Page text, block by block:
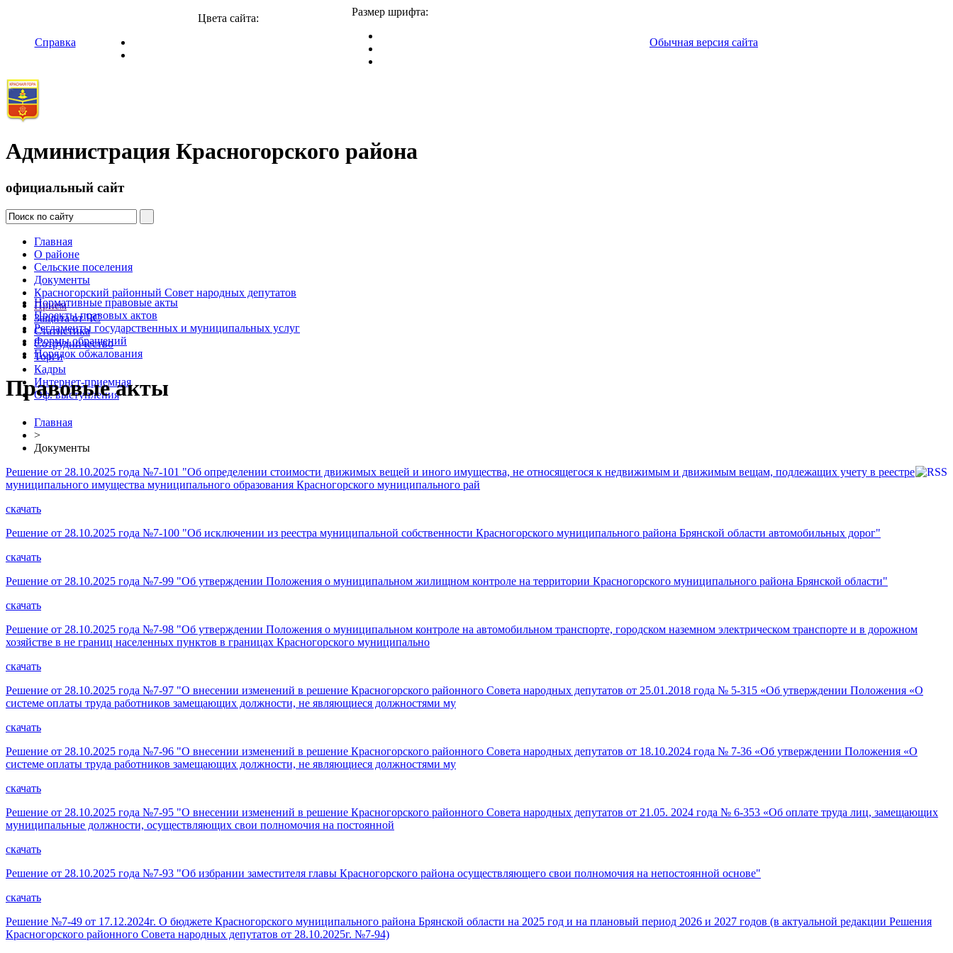
Справка
Цвета сайта:
Размер шрифта:
Обычная версия сайта
Администрация Красногорского района
официальный сайт
Главная
О районе
Сельские поселения
Документы
Красногорский районный Совет народных депутатов
Прием
Защита от ЧС
Статистика
Сотрудничество
Торги
Кадры
Интернет-приемная
Оф. выступления
Нормативные правовые акты
Проекты правовых актов
Регламенты государственных и муниципальных услуг
Формы обращений
Порядок обжалования
Правовые акты
Главная
>
Документы
Решение от 28.10.2025 года №7-101 "Об определении стоимости движимых вещей и иного имущества, не относящегося к недвижимым и движимым вещам, подлежащих учету в реестре
муниципального имущества муниципального образования Красногорского муниципального рай
скачать
Решение от 28.10.2025 года №7-100 "Об исключении из реестра муниципальной собственности Красногорского муниципального района Брянской области автомобильных дорог"
скачать
Решение от 28.10.2025 года №7-99 "Об утверждении Положения о муниципальном жилищном контроле на территории Красногорского муниципального района Брянской области"
скачать
Решение от 28.10.2025 года №7-98 "Об утверждении Положения о муниципальном контроле на автомобильном транспорте, городском наземном электрическом транспорте и в дорожном
хозяйстве в не границ населенных пунктов в границах Красногорского муниципально
скачать
Решение от 28.10.2025 года №7-97 "О внесении изменений в решение Красногорского районного Совета народных депутатов от 25.01.2018 года № 5-315 «Об утверждении Положения «О
системе оплаты труда работников замещающих должности, не являющиеся должностями му
скачать
Решение от 28.10.2025 года №7-96 "О внесении изменений в решение Красногорского районного Совета народных депутатов от 18.10.2024 года № 7-36 «Об утверждении Положения «О
системе оплаты труда работников замещающих должности, не являющиеся должностями му
скачать
Решение от 28.10.2025 года №7-95 "О внесении изменений в решение Красногорского районного Совета народных депутатов от 21.05. 2024 года № 6-353 «Об оплате труда лиц, замещающих
муниципальные должности, осуществляющих свои полномочия на постоянной
скачать
Решение от 28.10.2025 года №7-93 "Об избрании заместителя главы Красногорского района осуществляющего свои полномочия на непостоянной основе"
скачать
Решение №7-49 от 17.12.2024г. О бюджете Красногорского муниципального района Брянской области на 2025 год и на плановый период 2026 и 2027 годов (в актуальной редакции Решения
Красногорского районного Совета народных депутатов от 28.10.2025г. №7-94)